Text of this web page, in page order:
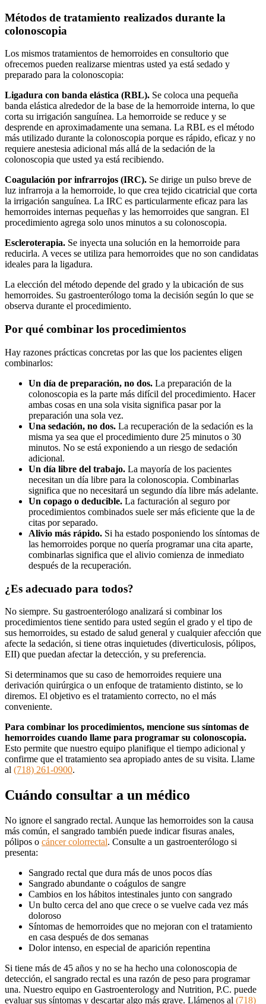
Métodos de tratamiento realizados durante la
colonoscopia
Los mismos tratamientos de hemorroides en consultorio que
ofrecemos pueden realizarse mientras usted ya está sedado y
preparado para la colonoscopia:
Ligadura con banda elástica (RBL). Se coloca una pequeña
banda elástica alrededor de la base de la hemorroide interna, lo que
corta su irrigación sanguínea. La hemorroide se reduce y se
desprende en aproximadamente una semana. La RBL es el método
más utilizado durante la colonoscopia porque es rápido, eficaz y no
requiere anestesia adicional más allá de la sedación de la
colonoscopia que usted ya está recibiendo.
Coagulación por infrarrojos (IRC). Se dirige un pulso breve de
luz infrarroja a la hemorroide, lo que crea tejido cicatricial que corta
la irrigación sanguínea. La IRC es particularmente eficaz para las
hemorroides internas pequeñas y las hemorroides que sangran. El
procedimiento agrega solo unos minutos a su colonoscopia.
Escleroterapia. Se inyecta una solución en la hemorroide para
reducirla. A veces se utiliza para hemorroides que no son candidatas
ideales para la ligadura.
La elección del método depende del grado y la ubicación de sus
hemorroides. Su gastroenterólogo toma la decisión según lo que se
observa durante el procedimiento.
Por qué combinar los procedimientos
Hay razones prácticas concretas por las que los pacientes eligen
combinarlos:
Un día de preparación, no dos. La preparación de la
colonoscopia es la parte más difícil del procedimiento. Hacer
ambas cosas en una sola visita significa pasar por la
preparación una sola vez.
Una sedación, no dos. La recuperación de la sedación es la
misma ya sea que el procedimiento dure 25 minutos o 30
minutos. No se está exponiendo a un riesgo de sedación
adicional.
Un día libre del trabajo. La mayoría de los pacientes
necesitan un día libre para la colonoscopia. Combinarlas
significa que no necesitará un segundo día libre más adelante.
Un copago o deducible. La facturación al seguro por
procedimientos combinados suele ser más eficiente que la de
citas por separado.
Alivio más rápido. Si ha estado posponiendo los síntomas de
las hemorroides porque no quería programar una cita aparte,
combinarlas significa que el alivio comienza de inmediato
después de la recuperación.
¿Es adecuado para todos?
No siempre. Su gastroenterólogo analizará si combinar los
procedimientos tiene sentido para usted según el grado y el tipo de
sus hemorroides, su estado de salud general y cualquier afección que
afecte la sedación, si tiene otras inquietudes (diverticulosis, pólipos,
EII) que puedan afectar la detección, y su preferencia.
Si determinamos que su caso de hemorroides requiere una
derivación quirúrgica o un enfoque de tratamiento distinto, se lo
diremos. El objetivo es el tratamiento correcto, no el más
conveniente.
Para combinar los procedimientos, mencione sus síntomas de
hemorroides cuando llame para programar su colonoscopia.
Esto permite que nuestro equipo planifique el tiempo adicional y
confirme que el tratamiento sea apropiado antes de su visita. Llame
al (718) 261-0900.
Cuándo consultar a un médico
No ignore el sangrado rectal. Aunque las hemorroides son la causa
más común, el sangrado también puede indicar fisuras anales,
pólipos o cáncer colorrectal. Consulte a un gastroenterólogo si
presenta:
Sangrado rectal que dura más de unos pocos días
Sangrado abundante o coágulos de sangre
Cambios en los hábitos intestinales junto con sangrado
Un bulto cerca del ano que crece o se vuelve cada vez más
doloroso
Síntomas de hemorroides que no mejoran con el tratamiento
en casa después de dos semanas
Dolor intenso, en especial de aparición repentina
Si tiene más de 45 años y no se ha hecho una colonoscopia de
detección, el sangrado rectal es una razón de peso para programar
una. Nuestro equipo en Gastroenterology and Nutrition, P.C. puede
evaluar sus síntomas y descartar algo más grave. Llámenos al (718)